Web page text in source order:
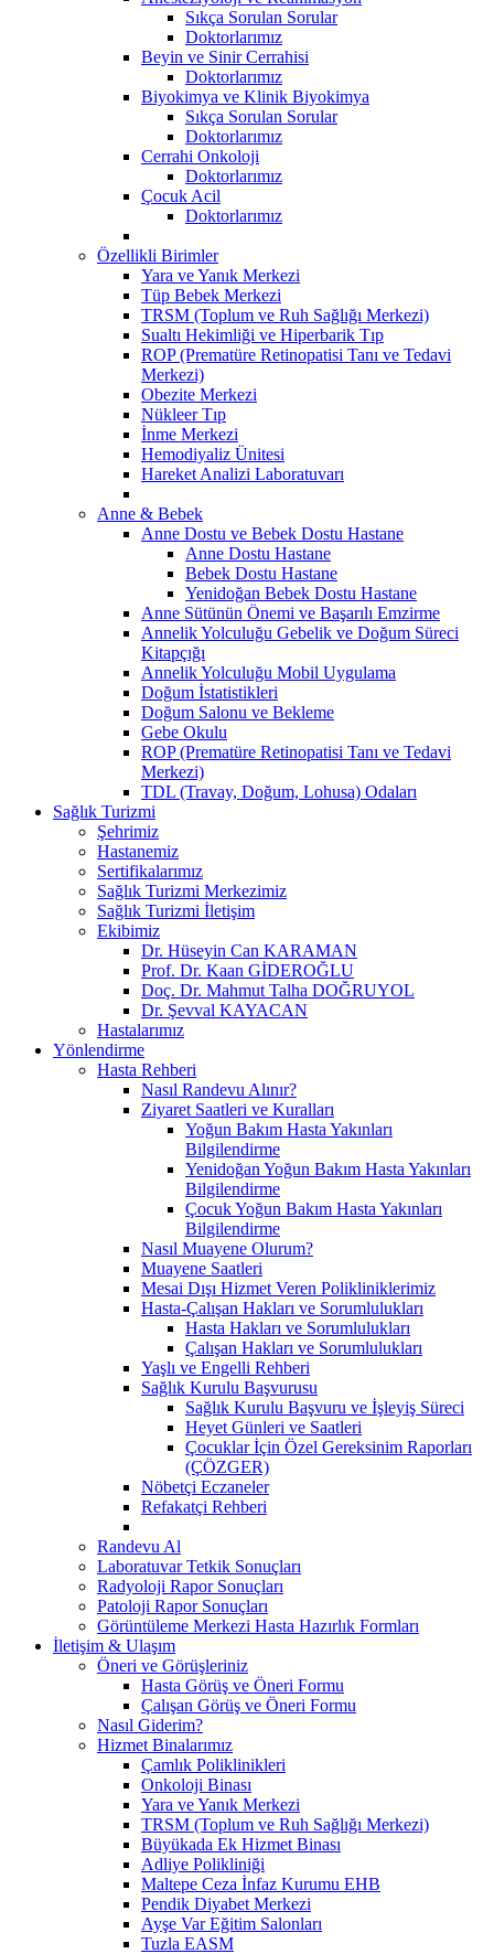
Sıkça Sorulan Sorular
Doktorlarımız
Beyin ve Sinir Cerrahisi
Doktorlarımız
Biyokimya ve Klinik Biyokimya
Sıkça Sorulan Sorular
Doktorlarımız
Cerrahi Onkoloji
Doktorlarımız
Çocuk Acil
Doktorlarımız
Özellikli Birimler
Yara ve Yanık Merkezi
Tüp Bebek Merkezi
TRSM (Toplum ve Ruh Sağlığı Merkezi)
Sualtı Hekimliği ve Hiperbarik Tıp
ROP (Prematüre Retinopatisi Tanı ve Tedavi
Merkezi)
Obezite Merkezi
Nükleer Tıp
İnme Merkezi
Hemodiyaliz Ünitesi
Hareket Analizi Laboratuvarı
Anne & Bebek
Anne Dostu ve Bebek Dostu Hastane
Anne Dostu Hastane
Bebek Dostu Hastane
Yenidoğan Bebek Dostu Hastane
Anne Sütünün Önemi ve Başarılı Emzirme
Annelik Yolculuğu Gebelik ve Doğum Süreci
Kitapçığı
Annelik Yolculuğu Mobil Uygulama
Doğum İstatistikleri
Doğum Salonu ve Bekleme
Gebe Okulu
ROP (Prematüre Retinopatisi Tanı ve Tedavi
Merkezi)
TDL (Travay, Doğum, Lohusa) Odaları
Sağlık Turizmi
Şehrimiz
Hastanemiz
Sertifikalarımız
Sağlık Turizmi Merkezimiz
Sağlık Turizmi İletişim
Ekibimiz
Dr. Hüseyin Can KARAMAN
Prof. Dr. Kaan GİDEROĞLU
Doç. Dr. Mahmut Talha DOĞRUYOL
Dr. Şevval KAYACAN
Hastalarımız
Yönlendirme
Hasta Rehberi
Nasıl Randevu Alınır?
Ziyaret Saatleri ve Kuralları
Yoğun Bakım Hasta Yakınları
Bilgilendirme
Yenidoğan Yoğun Bakım Hasta Yakınları
Bilgilendirme
Çocuk Yoğun Bakım Hasta Yakınları
Bilgilendirme
Nasıl Muayene Olurum?
Muayene Saatleri
Mesai Dışı Hizmet Veren Polikliniklerimiz
Hasta-Çalışan Hakları ve Sorumlulukları
Hasta Hakları ve Sorumlulukları
Çalışan Hakları ve Sorumlulukları
Yaşlı ve Engelli Rehberi
Sağlık Kurulu Başvurusu
Sağlık Kurulu Başvuru ve İşleyiş Süreci
Heyet Günleri ve Saatleri
Çocuklar İçin Özel Gereksinim Raporları
(ÇÖZGER)
Nöbetçi Eczaneler
Refakatçi Rehberi
Randevu Al
Laboratuvar Tetkik Sonuçları
Radyoloji Rapor Sonuçları
Patoloji Rapor Sonuçları
Görüntüleme Merkezi Hasta Hazırlık Formları
İletişim & Ulaşım
Öneri ve Görüşleriniz
Hasta Görüş ve Öneri Formu
Çalışan Görüş ve Öneri Formu
Nasıl Giderim?
Hizmet Binalarımız
Çamlık Poliklinikleri
Onkoloji Binası
Yara ve Yanık Merkezi
TRSM (Toplum ve Ruh Sağlığı Merkezi)
Büyükada Ek Hizmet Binası
Adliye Polikliniği
Maltepe Ceza İnfaz Kurumu EHB
Pendik Diyabet Merkezi
Ayşe Var Eğitim Salonları
Tuzla EASM